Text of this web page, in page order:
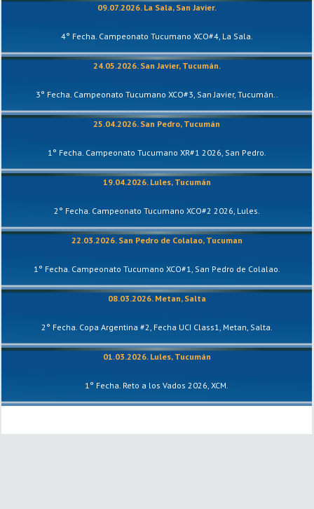
09.07.2026. La Sala, San Javier.
4° Fecha. Campeonato Tucumano XCO#4, La Sala.
24.05.2026. San Javier, Tucumán.
3° Fecha. Campeonato Tucumano XCO#3, San Javier, Tucumán..
25.04.2026. San Pedro, Tucumán
1° Fecha. Campeonato Tucumano XR#1 2026, San Pedro.
19.04.2026. Lules, Tucumán
2° Fecha. Campeonato Tucumano XCO#2 2026, Lules.
22.03.2026. San Pedro de Colalao, Tucuman
1° Fecha. Campeonato Tucumano XCO#1, San Pedro de Colalao.
08.03.2026. Metan, Salta
2° Fecha. Copa Argentina #2, Fecha UCI Class1, Metan, Salta.
01.03.2026. Lules, Tucumán
1° Fecha. Reto a los Vados 2026, XCM.